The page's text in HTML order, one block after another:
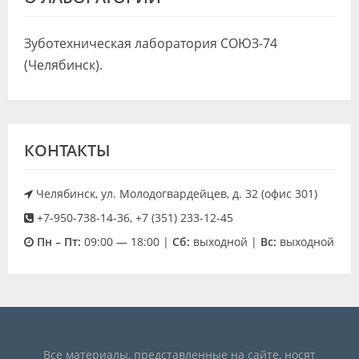
Форум
Галерея
Лаборатории
Зуботехническая лаборатория СОЮЗ-74
(Челябинск).
КОНТАКТЫ
Челябинск, ул. Молодогвардейцев, д. 32 (офис 301)
+7-950-738-14-36, +7 (351) 233-12-45
Пн – Пт: 09:00 — 18:00 | Cб: выходной | Вс: выходной
Все материалы, представленные на сайте, носят